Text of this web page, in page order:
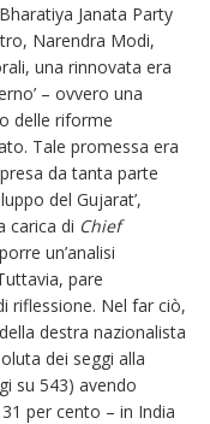
Janata Party
Narendra Modi,
una rinnovata era
– ovvero una
delle riforme
Tale promessa era
da tanta parte
del Gujarat’,
carica di Chief
un’analisi
pare
riflessione. Nel far ciò,
destra nazionalista
dei seggi alla
su 543) avendo
per cento – in India